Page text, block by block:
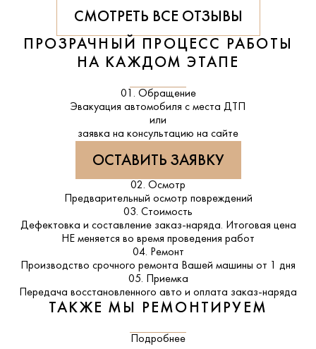
СМОТРЕТЬ ВСЕ ОТЗЫВЫ
ПРОЗРАЧНЫЙ ПРОЦЕСС РАБОТЫ
НА КАЖДОМ ЭТАПЕ
01. Обращение
Эвакуация автомобиля с места ДТП
или
заявка на консультацию на сайте
ОСТАВИТЬ ЗАЯВКУ
02. Осмотр
Предварительный осмотр повреждений
03. Стоимость
Дефектовка и составление заказ-наряда. Итоговая цена
НЕ меняется во время проведения работ
04. Ремонт
Производство срочного ремонта Вашей машины от 1 дня
05. Приемка
Передача восстановленного авто и оплата заказ-наряда
ТАКЖЕ МЫ РЕМОНТИРУЕМ
Подробнее